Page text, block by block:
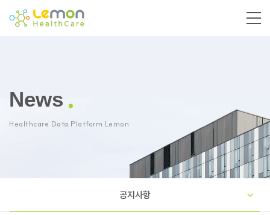
News
Healthcare Data Platform Lemon
공지사항